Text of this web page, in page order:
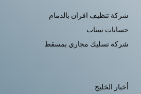
شركة تنظيف افران بالدمام
حسابات سناب
شركة تسليك مجاري بمسقط
أخبار الخليج